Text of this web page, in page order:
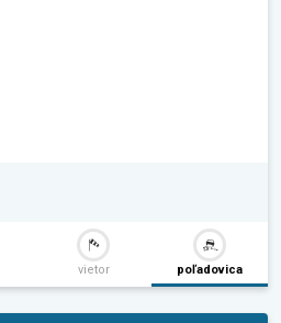
vietor poľadovica